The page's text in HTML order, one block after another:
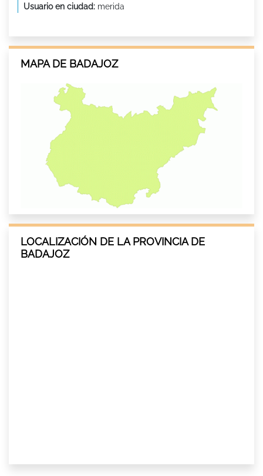
Usuario en ciudad: merida
MAPA DE BADAJOZ
LOCALIZACIÓN DE LA PROVINCIA DE
BADAJOZ